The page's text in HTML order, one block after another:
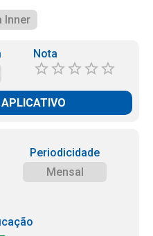
Inner
Nota
Periodicidade
Mensal